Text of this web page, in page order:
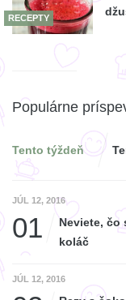
RECEPTY
Populárne
Tento týždeň
JÚL 12, 2016
01
Neviete, čo
koláč
JÚL 12, 2016